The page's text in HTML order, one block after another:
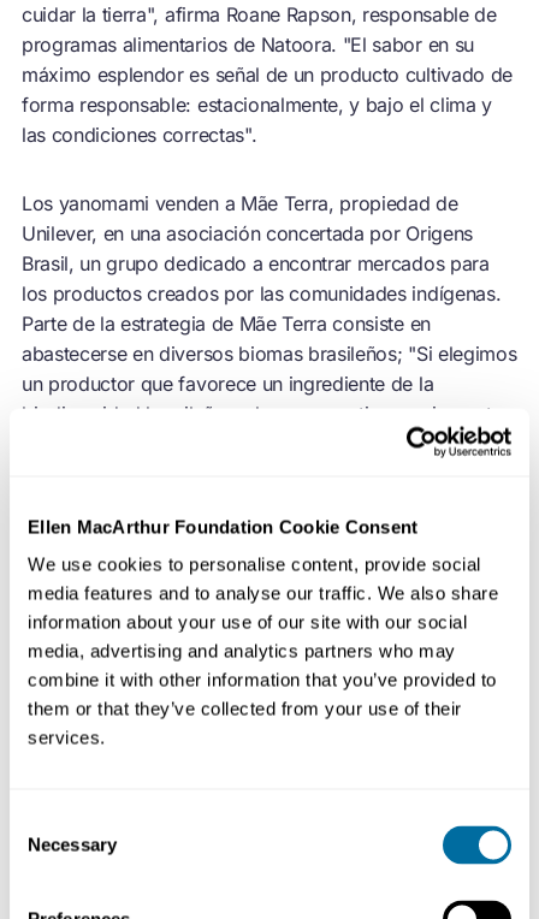
Ellen MacArthur Foundation Cookie Consent
We use cookies to personalise content, provide social
media features and to analyse our traffic. We also share
information about your use of our site with our social
media, advertising and analytics partners who may
combine it with other information that you’ve provided to
them or that they’ve collected from your use of their
services.
Selection
Necessary
cuidar la tierra", afirma Roane Rapson, responsable de
programas alimentarios de Natoora. "El sabor en su
máximo esplendor es señal de un producto cultivado de
forma responsable: estacionalmente, y bajo el clima y
las condiciones correctas".
Los yanomami venden a Mãe Terra, propiedad de
Unilever, en una asociación concertada por Origens
Brasil, un grupo dedicado a encontrar mercados para
los productos creados por las comunidades indígenas.
Parte de la estrategia de Mãe Terra consiste en
abastecerse en diversos biomas brasileños; "Si elegimos
un productor que favorece un ingrediente de la
biodiversidad brasileña, sabemos que tiene un impacto
mucho mayor", observa Felipe Lucci, coordinador de
productos de risotto.
Estos productores y marcas de alimentos son piezas
clave de un creciente ecosistema de diseño circular de
alimentos: